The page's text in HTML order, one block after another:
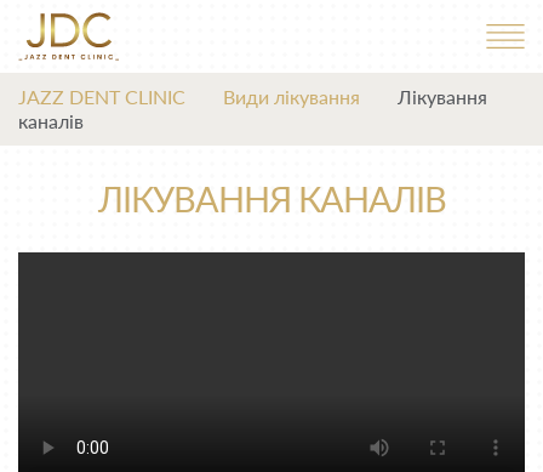
JAZZ DENT CLINIC Види лікування
Лікування
каналів
ЛІКУВАННЯ КАНАЛІВ